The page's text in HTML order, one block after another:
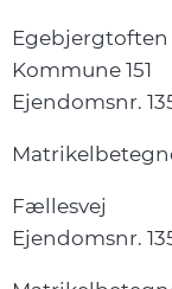
Egebjergtoften
Kommune 151
Ejendomsnr.
Fællesvej
Ejendomsnr.